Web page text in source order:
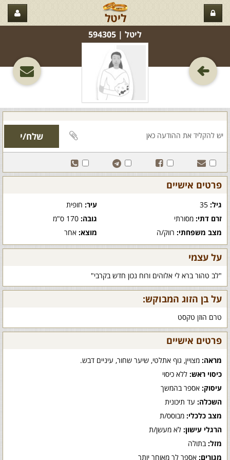
ליטל
ליטל‏ | 594305
פרטים אישיים
גיל: עיר:חופית
זרם דתי: מסורתי גובה:170 ס"מ
מצב משפחתי: רווק/ה מוצא:אחר
על עצמי
"לב טהור ברא לי אלוהים ורוח נכון חדש בקרבי"
על בן הזוג המבוקש:
טרם הוזן טקסט
פרטים אישיים
מראה: מצויין, גוף אתלטי, שיער שחור, עיניים דבש.
כיסוי ראש: ללא כיסוי
עיסוק: אספר בהמשך
השכלה: עד תיכונית
מצב כלכלי: מבוסס/ת
הרגלי עישון: לא מעשן/ת
מזל: בתולה
מגורים: אספר לך מאוחר יותר